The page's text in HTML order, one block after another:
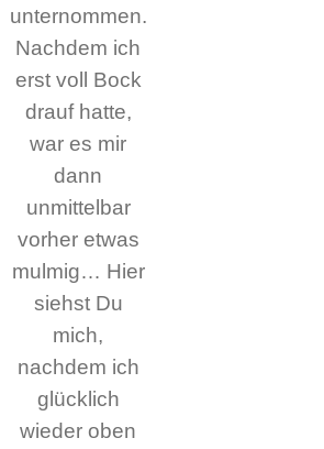
unternommen.
Nachdem ich
erst voll Bock
drauf hatte,
war es mir
dann
unmittelbar
vorher etwas
mulmig… Hier
siehst Du
mich,
nachdem ich
glücklich
wieder oben